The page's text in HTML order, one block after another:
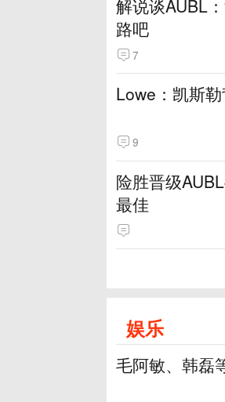
解说谈AUBL
路吧
7
Lowe：凯斯
9
险胜晋级
最佳
娱乐
毛阿敏、韩磊